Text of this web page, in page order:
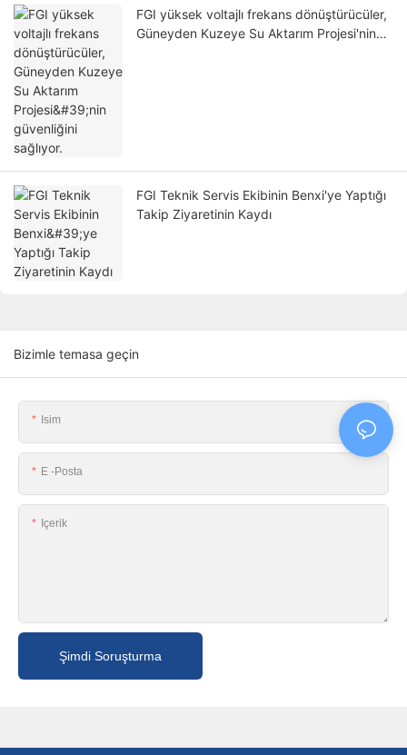
FGI yüksek voltajlı frekans dönüştürücüler,
Güneyden Kuzeye Su Aktarım Projesi'nin
FGI Teknik Servis Ekibinin Benxi'ye Yaptığı
Takip Ziyaretinin Kaydı
Bizimle temasa geçin
Isim
E -posta
Içerik
Şimdi Soruşturma